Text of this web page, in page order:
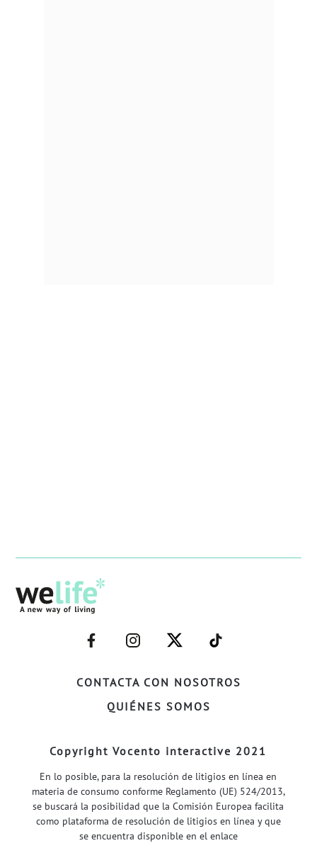
CONTACTA CON NOSOTROS
QUIÉNES SOMOS
–
FACEBOOK–
–
INSTAGRAM–
–
TWITTER–
–
WELIFE–
Copyright Vocento interactive 2021
En lo posible, para la resolución de litigios en línea en
materia de consumo conforme Reglamento (UE) 524/2013,
se buscará la posibilidad que la Comisión Europea facilita
como plataforma de resolución de litigios en línea y que
se encuentra disponible en el enlace